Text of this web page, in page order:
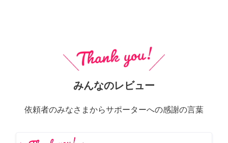
みんなのレビュー
依頼者のみなさまからサポーターへの感謝の言葉